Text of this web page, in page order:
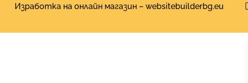
Изработка на онлайн магазин –websitebuilderbg.eu